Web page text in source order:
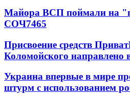
Майора ВСП поймали на
СОЧ7465
Присвоение средств
Коломойского направлено
Украина впервые в мире
штурм с использованием